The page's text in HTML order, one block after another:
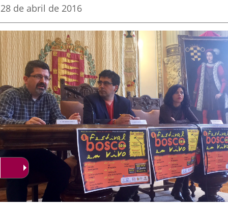
aplicación
externa.
aplicación
externa.
Fecha
la
noticia
28 de abril de 2016